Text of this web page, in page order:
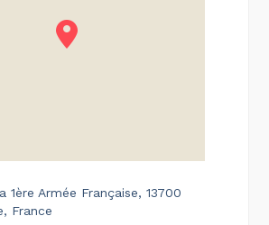
1ère Armée Française, 13700
France